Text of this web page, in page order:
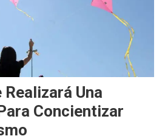
Realizará Una
Concientizar